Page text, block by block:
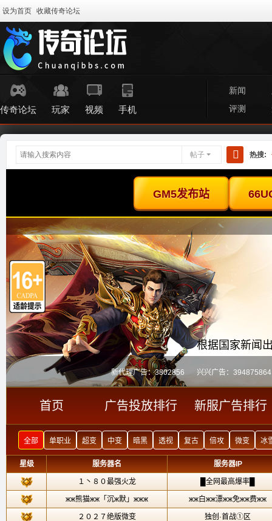
设为首页 收藏传奇论坛
传奇论坛 玩家 视频 手机
新闻
评测
帖子
搜
索
热搜: